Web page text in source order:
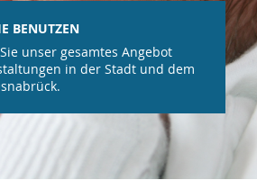
BENUTZEN
unser gesamtes Angebot
in der Stadt und dem